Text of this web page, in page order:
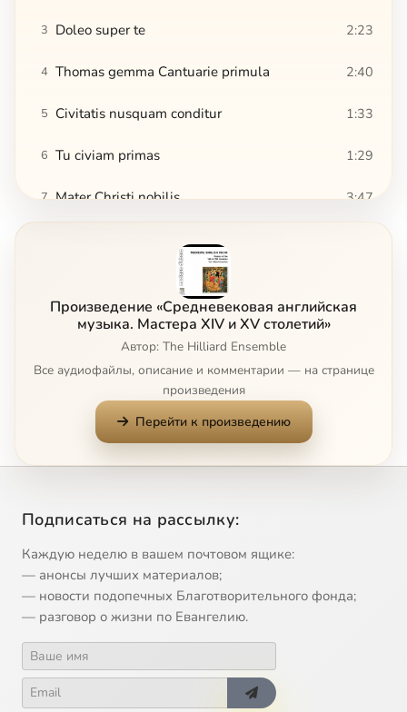
3 Doleo super te 2:23
4 Thomas gemma Cantuarie primula 2:40
5 Civitatis nusquam conditur 1:33
6 Tu civiam primas 1:29
7 Mater Christi nobilis 3:47
Anna Mater Matris Christi
11 There is no rose of such virtue 8:18
Tota pulcra es amica mea
Произведение «Средневековая английская
музыка. Мастера XIV и XV столетий»
Автор: The Hilliard Ensemble
Все аудиофайлы, описание и комментарии — на странице
произведения
Перейти к произведению
Подписаться на рассылку:
Каждую неделю в вашем почтовом ящике:
— анонсы лучших материалов;
— новости подопечных Благотворительного фонда;
— разговор о жизни по Евангелию.